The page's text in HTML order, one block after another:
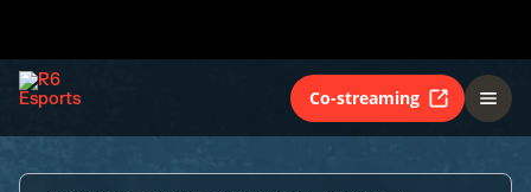
Co-streaming